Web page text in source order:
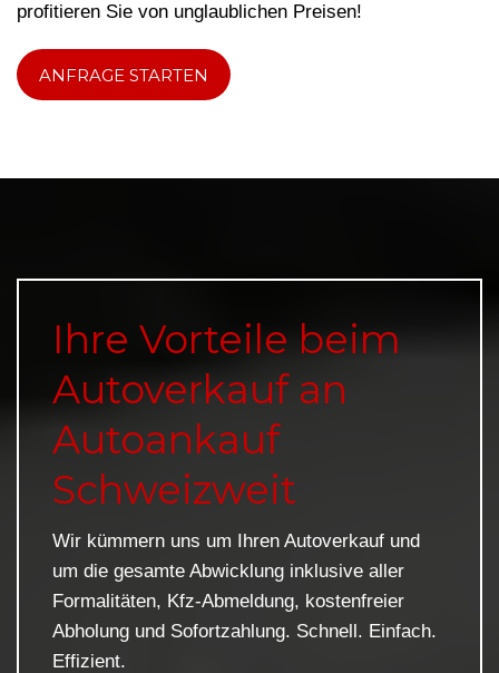
profitieren Sie von unglaublichen Preisen!
ANFRAGE STARTEN
Ihre Vorteile beim
Autoverkauf an
Autoankauf
Schweizweit
Wir kümmern uns um Ihren Autoverkauf und
um die gesamte Abwicklung inklusive aller
Formalitäten, Kfz-Abmeldung, kostenfreier
Abholung und Sofortzahlung. Schnell. Einfach.
Effizient.